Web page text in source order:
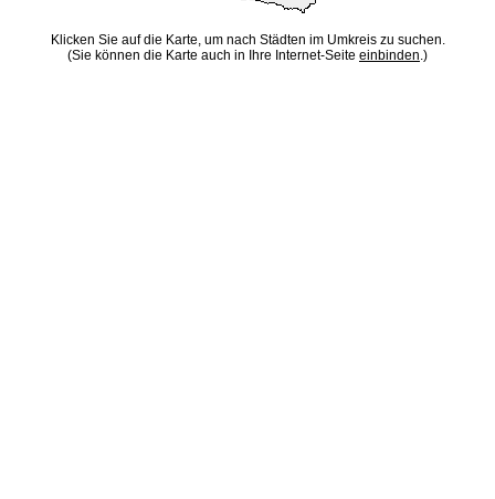
Klicken Sie auf die Karte, um nach Städten im Umkreis zu suchen.
(Sie können die Karte auch in Ihre Internet-Seite einbinden.)